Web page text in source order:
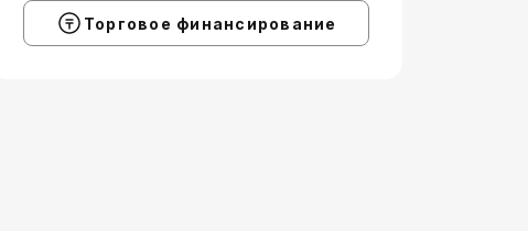
Торговое финансирование